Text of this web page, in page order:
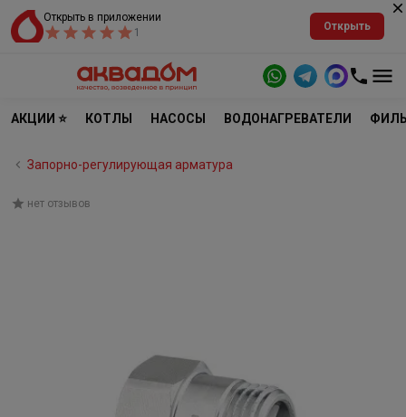
Открыть в приложении
1
Открыть
АКЦИИ ⭐ КОТЛЫ НАСОСЫ ВОДОНАГРЕВАТЕЛИ
Запорно-регулирующая арматура
нет отзывов